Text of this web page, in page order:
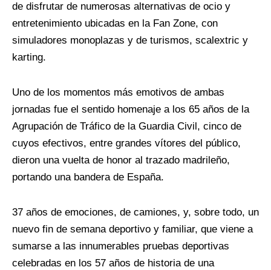
de disfrutar de numerosas alternativas de ocio y
entretenimiento ubicadas en la Fan Zone, con
simuladores monoplazas y de turismos, scalextric y
karting.
Uno de los momentos más emotivos de ambas
jornadas fue el sentido homenaje a los 65 años de la
Agrupación de Tráfico de la Guardia Civil, cinco de
cuyos efectivos, entre grandes vítores del público,
dieron una vuelta de honor al trazado madrileño,
portando una bandera de España.
37 años de emociones, de camiones, y, sobre todo, un
nuevo fin de semana deportivo y familiar, que viene a
sumarse a las innumerables pruebas deportivas
celebradas en los 57 años de historia de una